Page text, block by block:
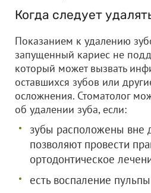
Когда следует
Показанием к удалению
запущенный кариес не
который может вызвать
оставшихся зубов или
осложнения. Стоматолог
об удалении зуба, если:
зубы расположены вне
позволяют провести
ортодонтическое
есть воспаление